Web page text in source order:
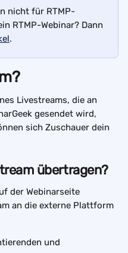
nicht für RTMP-
RTMP-Webinar? Dann
.
Livestreams, die an
gesendet wird,
sich Zuschauer dein
übertragen?
der Webinarseite
an die externe Plattform
und